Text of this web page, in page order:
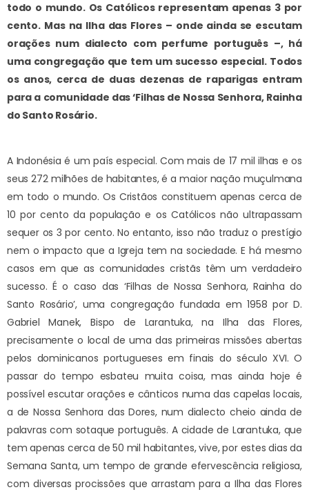
todo o mundo. Os Católicos representam apenas 3 por
cento. Mas na Ilha das Flores – onde ainda se escutam
orações num dialecto com perfume português –, há
uma congregação que tem um sucesso especial. Todos
os anos, cerca de duas dezenas de raparigas entram
para a comunidade das ‘Filhas de Nossa Senhora, Rainha
do Santo Rosário.
A Indonésia é um país especial. Com mais de 17 mil ilhas e os
seus 272 milhões de habitantes, é a maior nação muçulmana
em todo o mundo. Os Cristãos constituem apenas cerca de
10 por cento da população e os Católicos não ultrapassam
sequer os 3 por cento. No entanto, isso não traduz o prestígio
nem o impacto que a Igreja tem na sociedade. E há mesmo
casos em que as comunidades cristãs têm um verdadeiro
sucesso. É o caso das ‘Filhas de Nossa Senhora, Rainha do
Santo Rosário’, uma congregação fundada em 1958 por D.
Gabriel Manek, Bispo de Larantuka, na Ilha das Flores,
precisamente o local de uma das primeiras missões abertas
pelos dominicanos portugueses em finais do século XVI. O
passar do tempo esbateu muita coisa, mas ainda hoje é
possível escutar orações e cânticos numa das capelas locais,
a de Nossa Senhora das Dores, num dialecto cheio ainda de
palavras com sotaque português. A cidade de Larantuka, que
tem apenas cerca de 50 mil habitantes, vive, por estes dias da
Semana Santa, um tempo de grande efervescência religiosa,
com diversas procissões que arrastam para a Ilha das Flores